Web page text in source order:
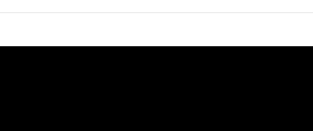
運送方式